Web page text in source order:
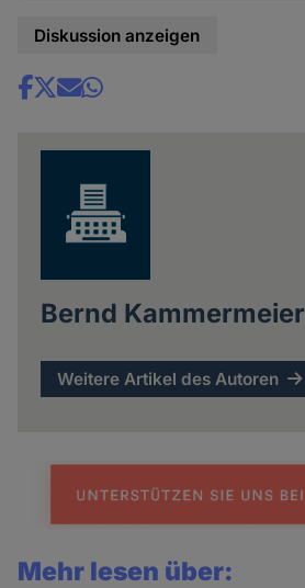
Diskussion anzeigen
Share
Bernd Kammermeier
Weitere Artikel des Autoren
Mehr lesen über: